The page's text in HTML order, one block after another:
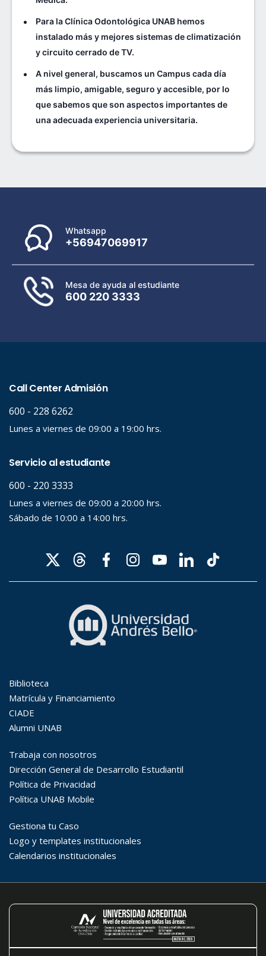
Para la Clínica Odontológica UNAB hemos
instalado más y mejores sistemas de climatización
y circuito cerrado de TV.
A nivel general, buscamos un Campus cada día
más limpio, amigable, seguro y accesible, por lo
que sabemos que son aspectos importantes de
una adecuada experiencia universitaria.
Whatsapp
+56947069917
Mesa de ayuda al estudiante
600 220 3333